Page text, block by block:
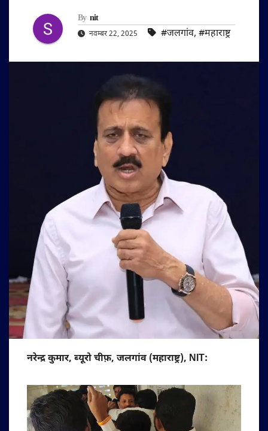
By nit
नवम्बर 22, 2025 #जलगांव, #महाराष्ट्र
नरेन्द्र कुमार, ब्यूरो चीफ़, जलगांव (महाराष्ट्र), NIT: